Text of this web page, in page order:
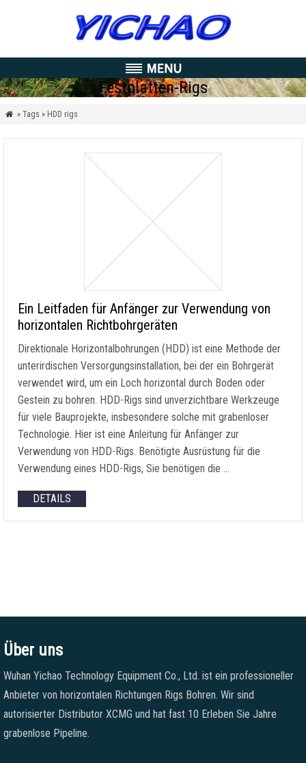
Festplatten-Rigs
 » Tags » HDD rigs
Ein Leitfaden für Anfänger zur Verwendung von
horizontalen Richtbohrgeräten
Direktionale Horizontalbohrungen (HDD) ist eine Methode der
unterirdischen Versorgungsinstallation, bei der ein Bohrgerät
verwendet wird, um ein Loch horizontal durch Boden oder
Gestein zu bohren. HDD-Rigs sind unverzichtbare Werkzeuge
für viele Bauprojekte, insbesondere solche mit grabenloser
Technologie. Hier ist eine Anleitung für Anfänger zur
Verwendung von HDD-Rigs. Benötigte Ausrüstung für die
Verwendung eines HDD-Rigs, Sie benötigen die …
DETAILS
Über uns
Wuhan Yichao Technology Equipment Co., Ltd. ist ein professioneller
Anbieter von horizontalen Richtungen Rigs Bohren. Wir sind
autorisierter Distributor XCMG und hat fast 10 Erleben Sie Jahre
grabenlose Pipeline.